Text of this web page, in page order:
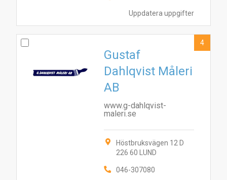
Uppdatera uppgifter
Gustaf
Dahlqvist Måleri
AB
www.g-dahlqvist-
maleri.se
Höstbruksvägen 12 D
226 60 LUND
046-307080
4